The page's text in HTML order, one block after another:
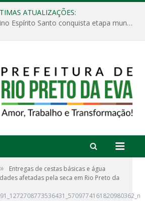
ATUALIZAÇÕES:
Escola Municipal Divino Espírito Santo conquista etapa municipal da V Feira Amazonense de Matemática
»
Entregas de cestas básicas e água
afetadas pela seca em Rio Preto da